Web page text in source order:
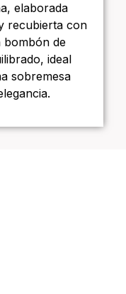
elaborada
recubierta con
bombón de
ideal
sobremesa